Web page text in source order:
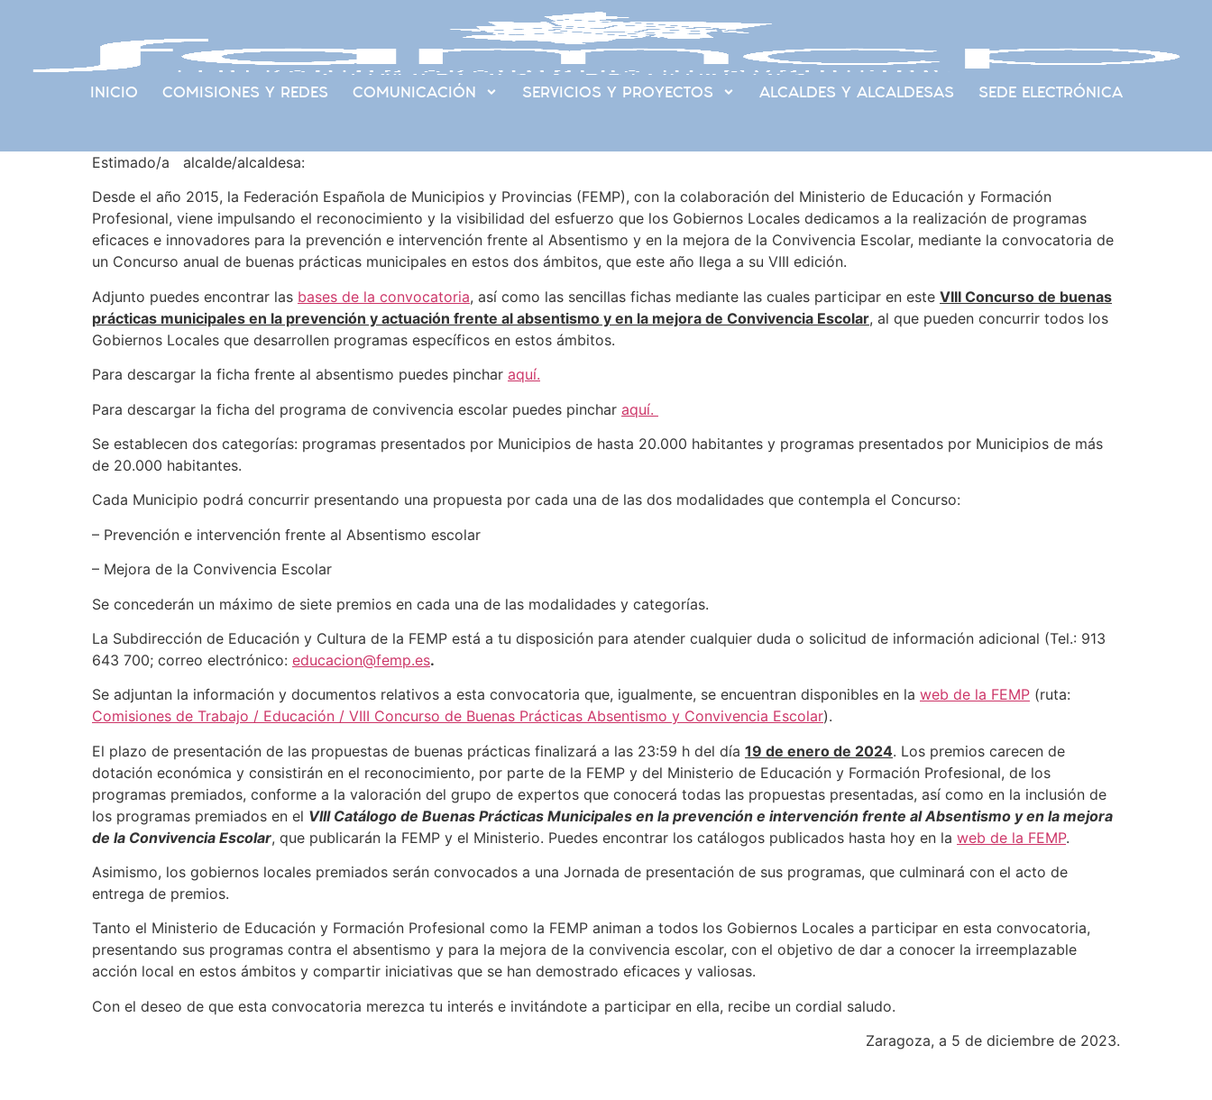
INICIO COMISIONES Y REDES COMUNICACIÓN SERVICIOS Y PROYECTOS ALCALDES Y ALCALDESAS SEDE ELECTRÓNICA
Estimado/a alcalde/alcaldesa:
Desde el año 2015, la Federación Española de Municipios y Provincias (FEMP), con la colaboración del Ministerio de Educación y Formación
Profesional, viene impulsando el reconocimiento y la visibilidad del esfuerzo que los Gobiernos Locales dedicamos a la realización de programas
eficaces e innovadores para la prevención e intervención frente al Absentismo y en la mejora de la Convivencia Escolar, mediante la convocatoria de
un Concurso anual de buenas prácticas municipales en estos dos ámbitos, que este año llega a su VIII edición.
Adjunto puedes encontrar las bases de la convocatoria, así como las sencillas fichas mediante las cuales participar en este VIII Concurso de buenas
prácticas municipales en la prevención y actuación frente al absentismo y en la mejora de Convivencia Escolar, al que pueden concurrir todos los
Gobiernos Locales que desarrollen programas específicos en estos ámbitos.
Para descargar la ficha frente al absentismo puedes pinchar aquí.
Para descargar la ficha del programa de convivencia escolar puedes pinchar aquí.
Se establecen dos categorías: programas presentados por Municipios de hasta 20.000 habitantes y programas presentados por Municipios de más
de 20.000 habitantes.
Cada Municipio podrá concurrir presentando una propuesta por cada una de las dos modalidades que contempla el Concurso:
– Prevención e intervención frente al Absentismo escolar
– Mejora de la Convivencia Escolar
Se concederán un máximo de siete premios en cada una de las modalidades y categorías.
La Subdirección de Educación y Cultura de la FEMP está a tu disposición para atender cualquier duda o solicitud de información adicional (Tel.: 913
643 700; correo electrónico: educacion@femp.es.
Se adjuntan la información y documentos relativos a esta convocatoria que, igualmente, se encuentran disponibles en la web de la FEMP (ruta:
Comisiones de Trabajo / Educación / VIII Concurso de Buenas Prácticas Absentismo y Convivencia Escolar).
El plazo de presentación de las propuestas de buenas prácticas finalizará a las 23:59 h del día 19 de enero de 2024. Los premios carecen de
dotación económica y consistirán en el reconocimiento, por parte de la FEMP y del Ministerio de Educación y Formación Profesional, de los
programas premiados, conforme a la valoración del grupo de expertos que conocerá todas las propuestas presentadas, así como en la inclusión de
los programas premiados en el VIII Catálogo de Buenas Prácticas Municipales en la prevención e intervención frente al Absentismo y en la mejora
de la Convivencia Escolar, que publicarán la FEMP y el Ministerio. Puedes encontrar los catálogos publicados hasta hoy en la web de la FEMP.
Asimismo, los gobiernos locales premiados serán convocados a una Jornada de presentación de sus programas, que culminará con el acto de
entrega de premios.
Tanto el Ministerio de Educación y Formación Profesional como la FEMP animan a todos los Gobiernos Locales a participar en esta convocatoria,
presentando sus programas contra el absentismo y para la mejora de la convivencia escolar, con el objetivo de dar a conocer la irreemplazable
acción local en estos ámbitos y compartir iniciativas que se han demostrado eficaces y valiosas.
Con el deseo de que esta convocatoria merezca tu interés e invitándote a participar en ella, recibe un cordial saludo.
Zaragoza, a 5 de diciembre de 2023.